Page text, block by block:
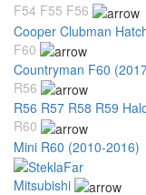
F54 F55 F56
Cooper Clubman
F60
Countryman F60
R56
R56 R57 R58 R59
R60
Mini R60 (2010-2016)
Mitsubishi